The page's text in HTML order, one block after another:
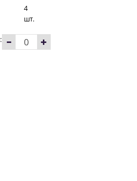
4
шт.